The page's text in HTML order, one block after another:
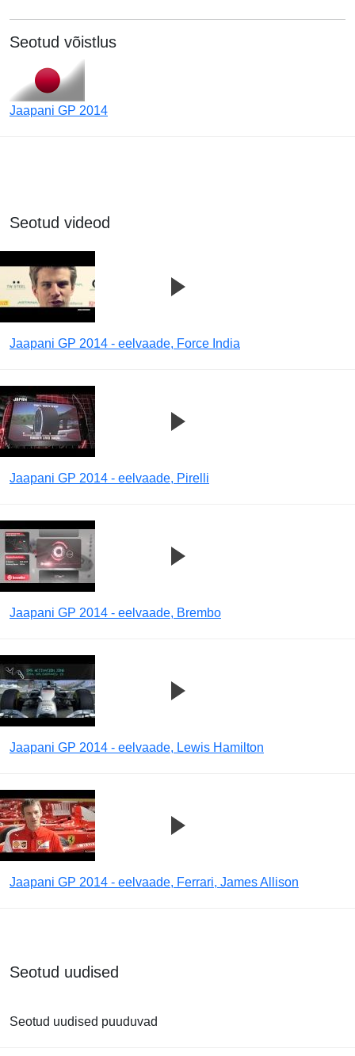
Seotud võistlus
Jaapani GP 2014
Seotud videod
Jaapani GP 2014 - eelvaade, Force India
Jaapani GP 2014 - eelvaade, Pirelli
Jaapani GP 2014 - eelvaade, Brembo
Jaapani GP 2014 - eelvaade, Lewis Hamilton
Jaapani GP 2014 - eelvaade, Ferrari, James Allison
Seotud uudised
Seotud uudised puuduvad